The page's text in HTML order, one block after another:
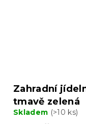
Zahradní
tmavě zelená
Skladem (>10 ks)